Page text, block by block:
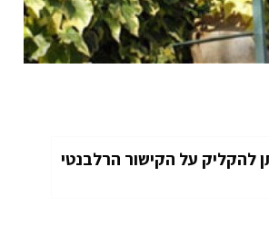
להקליק על הקישור הרלבנטי